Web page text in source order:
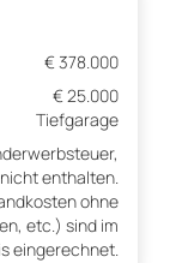
€ 378.000
€ 25.000
Tiefgarage
nicht enthalten.
ohne
etc.) sind im
eingerechnet.